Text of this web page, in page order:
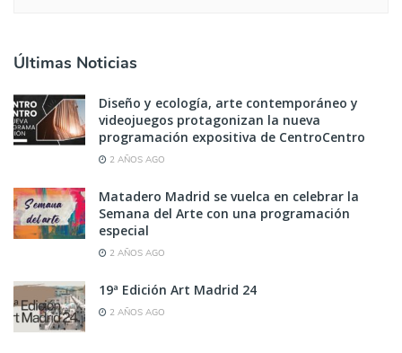
Últimas Noticias
Diseño y ecología, arte contemporáneo y
videojuegos protagonizan la nueva
programación expositiva de CentroCentro
2 AÑOS AGO
Matadero Madrid se vuelca en celebrar la
Semana del Arte con una programación
especial
2 AÑOS AGO
19ª Edición Art Madrid 24
2 AÑOS AGO